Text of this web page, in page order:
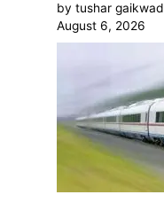
by tushar gaikwad
August 6, 2026